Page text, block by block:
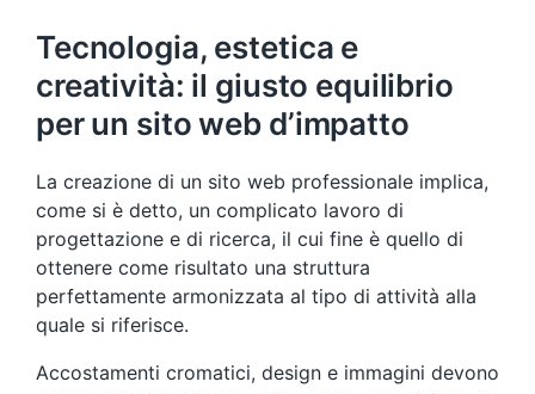
Tecnologia, estetica e
creatività: il giusto equilibrio
per un sito web d’impatto
La creazione di un sito web professionale implica,
come si è detto, un complicato lavoro di
progettazione e di ricerca, il cui fine è quello di
ottenere come risultato una struttura
perfettamente armonizzata al tipo di attività alla
quale si riferisce.
Accostamenti cromatici, design e immagini devono